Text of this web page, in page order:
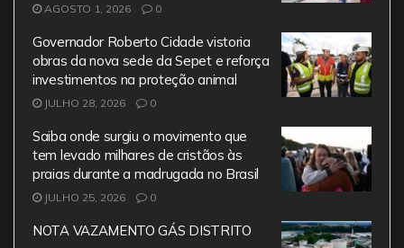
AGOSTO 1, 2026 0
Governador Roberto Cidade vistoria
obras da nova sede da Sepet e reforça
investimentos na proteção animal
JULHO 28, 2026 0
Saiba onde surgiu o movimento que
tem levado milhares de cristãos às
praias durante a madrugada no Brasil
JULHO 25, 2026 0
NOTA VAZAMENTO GÁS DISTRITO